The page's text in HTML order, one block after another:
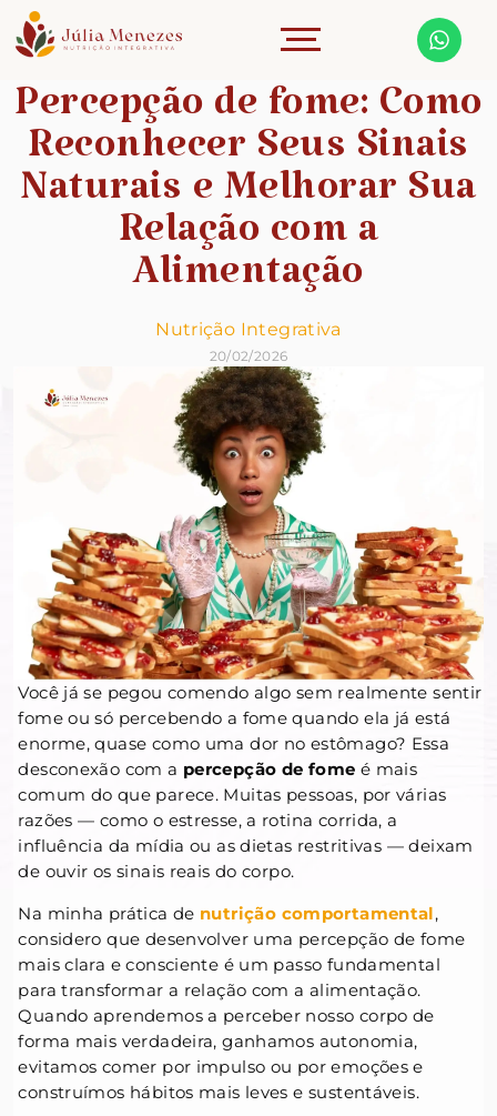
Percepção de fome: Como
Reconhecer Seus Sinais
Naturais e Melhorar Sua
Relação com a
Alimentação
Nutrição Integrativa
20/02/2026
Você já se pegou comendo algo sem realmente sentir
fome ou só percebendo a fome quando ela já está
enorme, quase como uma dor no estômago? Essa
desconexão com a percepção de fome é mais
comum do que parece. Muitas pessoas, por várias
razões — como o estresse, a rotina corrida, a
influência da mídia ou as dietas restritivas — deixam
de ouvir os sinais reais do corpo.
Na minha prática de nutrição comportamental,
considero que desenvolver uma percepção de fome
mais clara e consciente é um passo fundamental
para transformar a relação com a alimentação.
Quando aprendemos a perceber nosso corpo de
forma mais verdadeira, ganhamos autonomia,
evitamos comer por impulso ou por emoções e
construímos hábitos mais leves e sustentáveis.